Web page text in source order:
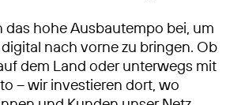
das hohe Ausbautempo bei, um
nach vorne zu bringen. Ob
dem Land oder unterwegs mit
– wir investieren dort, wo